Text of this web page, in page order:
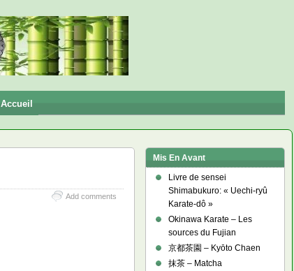
Accueil
Add comments
Mis En Avant
Livre de sensei
Shimabukuro: « Uechi-ryû
Karate-dô »
Okinawa Karate – Les
sources du Fujian
京都茶園 – Kyōto Chaen
抹茶 – Matcha